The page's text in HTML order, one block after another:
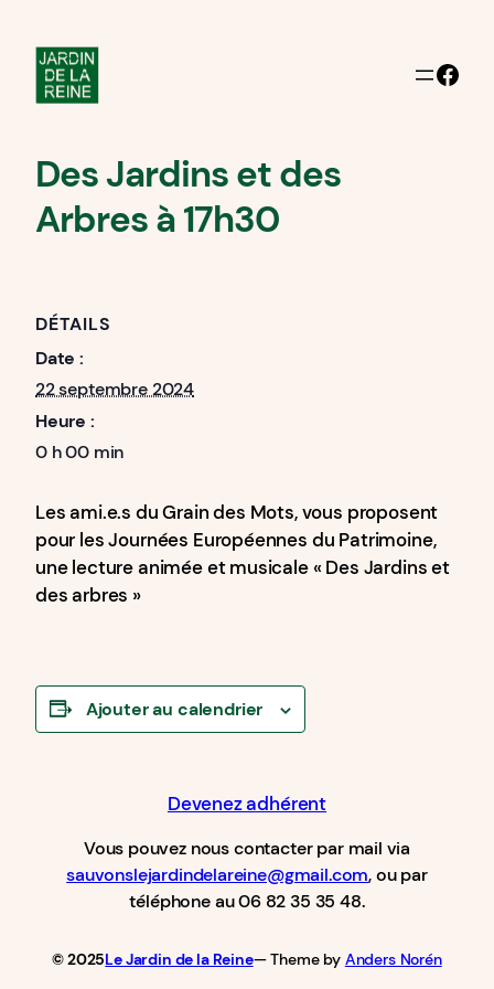
Facebook
Des Jardins et des
Arbres à 17h30
DÉTAILS
Date :
22 septembre 2024
Heure :
0 h 00 min
Les ami.e.s du Grain des Mots, vous proposent
pour les Journées Européennes du Patrimoine,
une lecture animée et musicale « Des Jardins et
des arbres »
Ajouter au calendrier
Devenez adhérent
Vous pouvez nous contacter par mail via
sauvonslejardindelareine@gmail.com, ou par
téléphone au 06 82 35 35 48.
© 2025Le Jardin de la Reine— Theme by Anders Norén